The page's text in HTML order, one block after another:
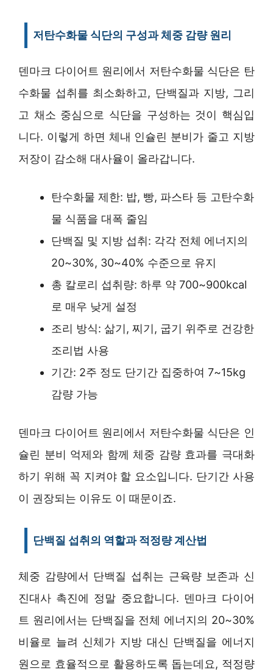
저탄수화물 식단의 구성과 체중 감량 원리
덴마크 다이어트 원리에서 저탄수화물 식단은 탄
수화물 섭취를 최소화하고, 단백질과 지방, 그리
고 채소 중심으로 식단을 구성하는 것이 핵심입
니다. 이렇게 하면 체내 인슐린 분비가 줄고 지방
저장이 감소해 대사율이 올라갑니다.
탄수화물 제한: 밥, 빵, 파스타 등 고탄수화
물 식품을 대폭 줄임
단백질 및 지방 섭취: 각각 전체 에너지의
20~30%, 30~40% 수준으로 유지
총 칼로리 섭취량: 하루 약 700~900kcal
로 매우 낮게 설정
조리 방식: 삶기, 찌기, 굽기 위주로 건강한
조리법 사용
기간: 2주 정도 단기간 집중하여 7~15kg
감량 가능
덴마크 다이어트 원리에서 저탄수화물 식단은 인
슐린 분비 억제와 함께 체중 감량 효과를 극대화
하기 위해 꼭 지켜야 할 요소입니다. 단기간 사용
이 권장되는 이유도 이 때문이죠.
단백질 섭취의 역할과 적정량 계산법
체중 감량에서 단백질 섭취는 근육량 보존과 신
진대사 촉진에 정말 중요합니다. 덴마크 다이어
트 원리에서는 단백질을 전체 에너지의 20~30%
비율로 늘려 신체가 지방 대신 단백질을 에너지
원으로 효율적으로 활용하도록 돕는데요, 적정량